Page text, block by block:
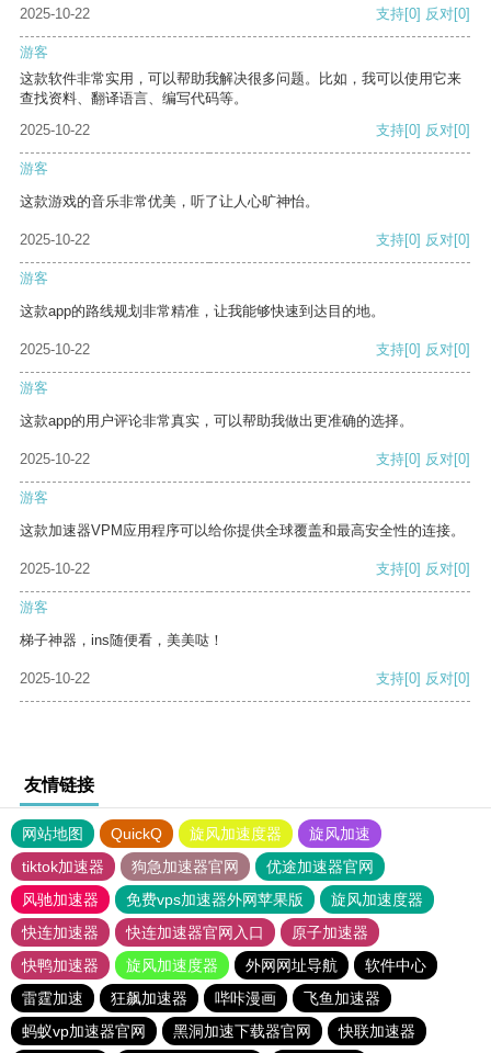
2025-10-22
支持[0] 反对[0]
游客
这款软件非常实用，可以帮助我解决很多问题。比如，我可以使用它来
查找资料、翻译语言、编写代码等。
2025-10-22
支持[0] 反对[0]
游客
这款游戏的音乐非常优美，听了让人心旷神怡。
2025-10-22 支持[0] 反对[0]
游客
这款app的路线规划非常精准，让我能够快速到达目的地。
2025-10-22 支持[0] 反对[0]
游客
这款app的用户评论非常真实，可以帮助我做出更准确的选择。
2025-10-22 支持[0] 反对[0]
游客
这款加速器VPM应用程序可以给你提供全球覆盖和最高安全性的连接。
2025-10-22 支持[0] 反对[0]
游客
梯子神器，ins随便看，美美哒！
2025-10-22 支持[0] 反对[0]
友情链接
网站地图 QuickQ 旋风加速度器
旋风加速
tiktok加速器
狗急加速器官网
优途加速器官网
风驰加速器
免费vps加速器外网苹果版
旋风加速度器
快连加速器
快连加速器官网入口
原子加速器
快鸭加速器
旋风加速度器 外网网址导航
软件中心
雷霆加速
狂飙加速器 哔咔漫画
飞鱼加速器
蚂蚁vp加速器官网
黑洞加速下载器官网 快联加速器